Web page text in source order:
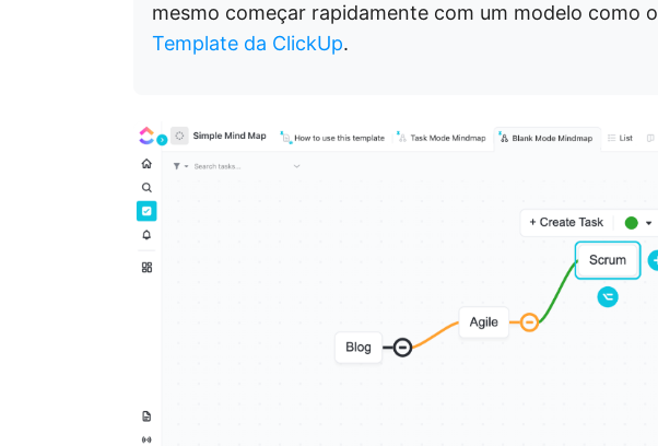
mesmo começar rapidamente com um modelo como o
Template da ClickUp.